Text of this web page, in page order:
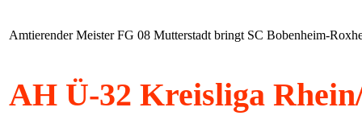
Amtierender Meister FG 08 Mutterstadt bringt SC Bobenheim-
AH Ü-32 Kreisliga